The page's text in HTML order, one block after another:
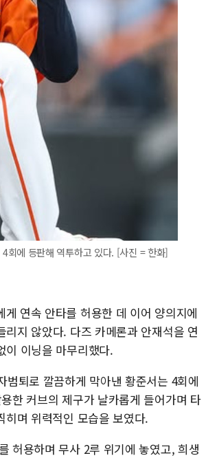
회에 등판해 역투하고 있다. [사진 = 한화]
연속 안타를 허용한 데 이어 양의지에
지 않았다. 다즈 카메론과 안재석을 연
이 이닝을 마무리했다.
퇴로 깔끔하게 막아낸 황준서는 4회에
한 커브의 제구가 날카롭게 들어가며 타
며 위력적인 모습을 보였다.
허용하며 무사 2루 위기에 놓였고, 희생